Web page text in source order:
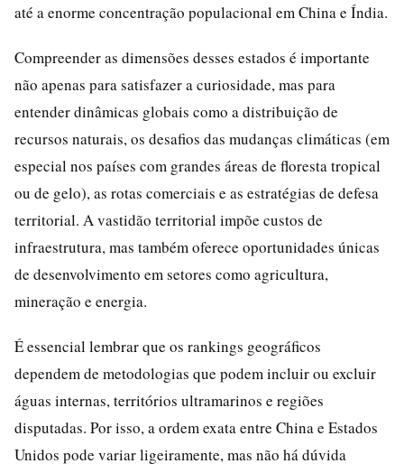
até a enorme concentração populacional em China e Índia.
Compreender as dimensões desses estados é importante
não apenas para satisfazer a curiosidade, mas para
entender dinâmicas globais como a distribuição de
recursos naturais, os desafios das mudanças climáticas (em
especial nos países com grandes áreas de floresta tropical
ou de gelo), as rotas comerciais e as estratégias de defesa
territorial. A vastidão territorial impõe custos de
infraestrutura, mas também oferece oportunidades únicas
de desenvolvimento em setores como agricultura,
mineração e energia.
É essencial lembrar que os rankings geográficos
dependem de metodologias que podem incluir ou excluir
águas internas, territórios ultramarinos e regiões
disputadas. Por isso, a ordem exata entre China e Estados
Unidos pode variar ligeiramente, mas não há dúvida